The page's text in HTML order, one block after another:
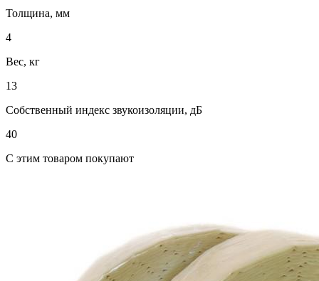
Толщина, мм
4
Вес, кг
13
Собственный индекс звукоизоляции, дБ
40
C этим товаром покупают